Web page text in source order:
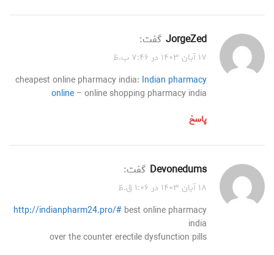
JorgeZed گفت:
۱۷ آبان ۱۴۰۳ در ۷:۴۶ ب.ظ
cheapest online pharmacy india: Indian pharmacy
online – online shopping pharmacy india
پاسخ
Devonedums گفت:
۱۸ آبان ۱۴۰۳ در ۱:۰۶ ق.ظ
http://indianpharm24.pro/# best online pharmacy
india
over the counter erectile dysfunction pills